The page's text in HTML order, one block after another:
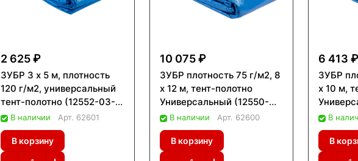
2 625 ₽
ЗУБР 3 х 5 м, плотность
120 г/м2, универсальный
тент-полотно (12552-03-
05)В наличии Арт. 62601
В корзину
10 075 ₽
ЗУБР плотность 75 г/м2, 8
х 12 м, тент-полотно
Универсальный (12550-
08-12)
В наличии Арт. 62600
В корзину
6 413
ЗУБР
х 10 м,
06-10)
В
В